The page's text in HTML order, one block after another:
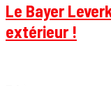
Le Bayer
extérieur !